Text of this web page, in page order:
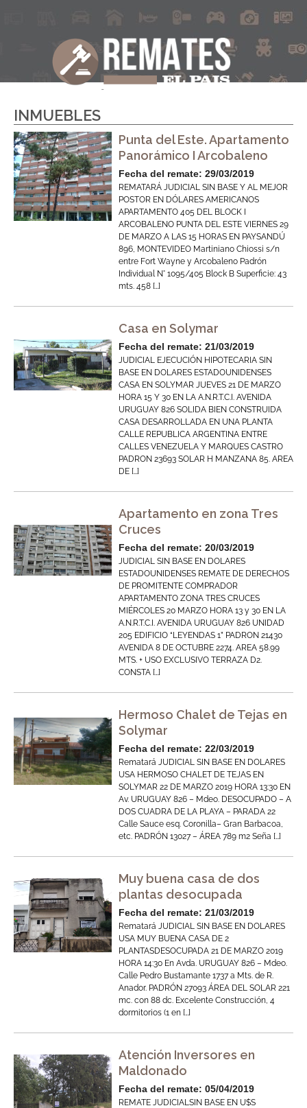
INMUEBLES
Punta del Este. Apartamento
Panorámico I Arcobaleno
Fecha del remate: 29/03/2019
REMATARÁ JUDICIAL SIN BASE Y AL MEJOR
POSTOR EN DÓLARES AMERICANOS
APARTAMENTO 405 DEL BLOCK I
ARCOBALENO PUNTA DEL ESTE VIERNES 29
DE MARZO A LAS 15 HORAS EN PAYSANDÚ
896, MONTEVIDEO Martiniano Chiossi s/n
entre Fort Wayne y Arcobaleno Padrón
Individual N° 1095/405 Block B Superficie: 43
mts. 458 […]
Casa en Solymar
Fecha del remate: 21/03/2019
JUDICIAL EJECUCIÓN HIPOTECARIA SIN
BASE EN DOLARES ESTADOUNIDENSES
CASA EN SOLYMAR JUEVES 21 DE MARZO
HORA 15 Y 30 EN LA A.N.R.T.C.I. AVENIDA
URUGUAY 826 SOLIDA BIEN CONSTRUIDA
CASA DESARROLLADA EN UNA PLANTA
CALLE REPUBLICA ARGENTINA ENTRE
CALLES VENEZUELA Y MARQUES CASTRO
PADRON 23693 SOLAR H MANZANA 85. AREA
DE […]
Apartamento en zona Tres
Cruces
Fecha del remate: 20/03/2019
JUDICIAL SIN BASE EN DOLARES
ESTADOUNIDENSES REMATE DE DERECHOS
DE PROMITENTE COMPRADOR
APARTAMENTO ZONA TRES CRUCES
MIÉRCOLES 20 MARZO HORA 13 y 30 EN LA
A.N.R.T.C.I. AVENIDA URUGUAY 826 UNIDAD
205 EDIFICIO “LEYENDAS 1” PADRON 21430
AVENIDA 8 DE OCTUBRE 2274. AREA 58.99
MTS. + USO EXCLUSIVO TERRAZA D2.
CONSTA […]
Hermoso Chalet de Tejas en
Solymar
Fecha del remate: 22/03/2019
Rematará JUDICIAL SIN BASE EN DOLARES
USA HERMOSO CHALET DE TEJAS EN
SOLYMAR 22 DE MARZO 2019 HORA 13:30 EN
Av. URUGUAY 826 – Mdeo. DESOCUPADO – A
DOS CUADRA DE LA PLAYA – PARADA 22
Calle Sauce esq. Coronilla– Gran Barbacoa,
etc. PADRÓN 13027 – ÁREA 789 m2 Seña […]
Muy buena casa de dos
plantas desocupada
Fecha del remate: 21/03/2019
Rematará JUDICIAL SIN BASE EN DOLARES
USA MUY BUENA CASA DE 2
PLANTASDESOCUPADA 21 DE MARZO 2019
HORA 14:30 En Avda. URUGUAY 826 – Mdeo.
Calle Pedro Bustamante 1737 a Mts. de R.
Anador. PADRÓN 27093 ÁREA DEL SOLAR 221
mc. con 88 dc. Excelente Construcción, 4
dormitorios (1 en […]
Atención Inversores en
Maldonado
Fecha del remate: 05/04/2019
REMATE JUDICIALSIN BASE EN U$S